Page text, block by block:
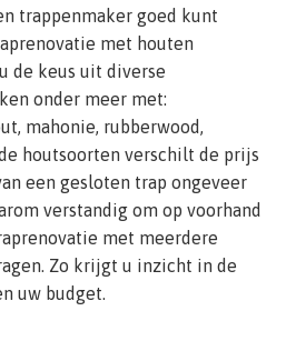
trappenmaker goed kunt
met houten
de keus uit diverse
onder meer met:
mahonie, rubberwood,
houtsoorten verschilt de prijs
een gesloten trap ongeveer
verstandig om op voorhand
met meerdere
Zo krijgt u inzicht in de
uw budget.